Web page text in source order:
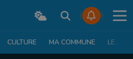
CULTURE MA COMMUNE LE JT